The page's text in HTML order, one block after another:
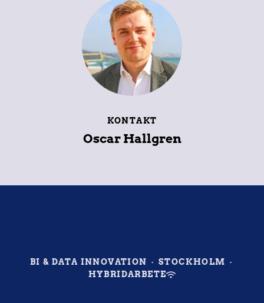
KONTAKT
Oscar Hallgren
BI & DATA INNOVATION · STOCKHOLM ·
HYBRIDARBETE